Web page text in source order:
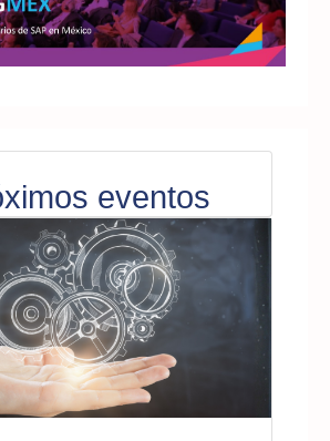
eventos